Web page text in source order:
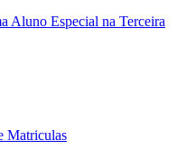
Aluno Especial na Terceira
Matriculas